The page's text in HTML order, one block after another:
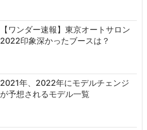
【ワンダー速報】東京オートサロン
2022印象深かったブースは？
2021年、2022年にモデルチェンジ
が予想されるモデル一覧